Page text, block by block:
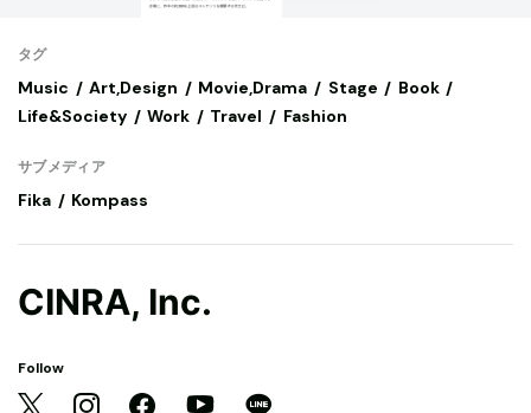
タグ
Music Art,Design Movie,Drama Stage
Book
Life&Society
Work Travel Fashion
サブメディア
Fika Kompass
CINRA, Inc.
Follow